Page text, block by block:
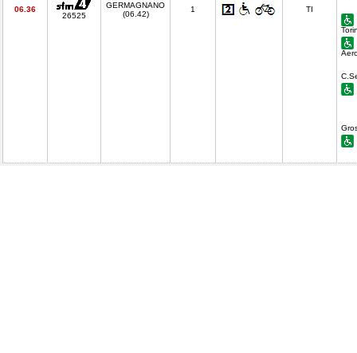
06.36
26525
GERMAGNANO
(06.42)
1 TI